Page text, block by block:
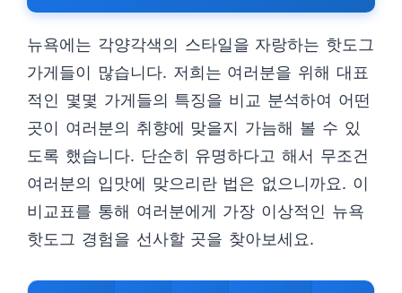
뉴욕에는 각양각색의 스타일을 자랑하는 핫도그
가게들이 많습니다. 저희는 여러분을 위해 대표
적인 몇몇 가게들의 특징을 비교 분석하여 어떤
곳이 여러분의 취향에 맞을지 가늠해 볼 수 있
도록 했습니다. 단순히 유명하다고 해서 무조건
여러분의 입맛에 맞으리란 법은 없으니까요. 이
비교표를 통해 여러분에게 가장 이상적인 뉴욕
핫도그 경험을 선사할 곳을 찾아보세요.